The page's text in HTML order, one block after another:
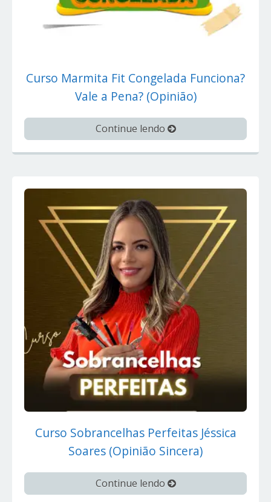
Curso Marmita Fit Congelada Funciona?
Vale a Pena? (Opinião)
Continue lendo
Curso Sobrancelhas Perfeitas Jéssica
Soares (Opinião Sincera)
Continue lendo